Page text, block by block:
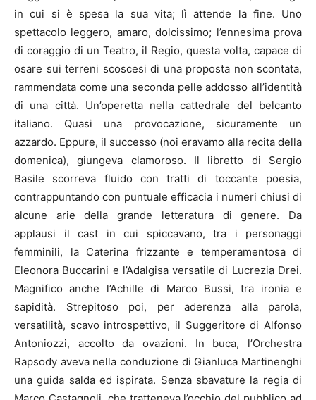
in cui si è spesa la sua vita; lì attende la fine. Uno
spettacolo leggero, amaro, dolcissimo; l’ennesima prova
di coraggio di un Teatro, il Regio, questa volta, capace di
osare sui terreni scoscesi di una proposta non scontata,
rammendata come una seconda pelle addosso all’identità
di una città. Un’operetta nella cattedrale del belcanto
italiano. Quasi una provocazione, sicuramente un
azzardo. Eppure, il successo (noi eravamo alla recita della
domenica), giungeva clamoroso. Il libretto di Sergio
Basile scorreva fluido con tratti di toccante poesia,
contrappuntando con puntuale efficacia i numeri chiusi di
alcune arie della grande letteratura di genere. Da
applausi il cast in cui spiccavano, tra i personaggi
femminili, la Caterina frizzante e temperamentosa di
Eleonora Buccarini e l’Adalgisa versatile di Lucrezia Drei.
Magnifico anche l’Achille di Marco Bussi, tra ironia e
sapidità. Strepitoso poi, per aderenza alla parola,
versatilità, scavo introspettivo, il Suggeritore di Alfonso
Antoniozzi, accolto da ovazioni. In buca, l’Orchestra
Rapsody aveva nella conduzione di Gianluca Martinenghi
una guida salda ed ispirata. Senza sbavature la regia di